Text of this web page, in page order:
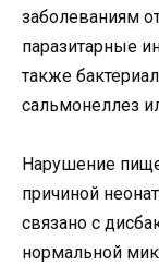
заболеваниям
паразитарные
также
сальмонеллез
Нарушение
причиной
связано с
нормальной